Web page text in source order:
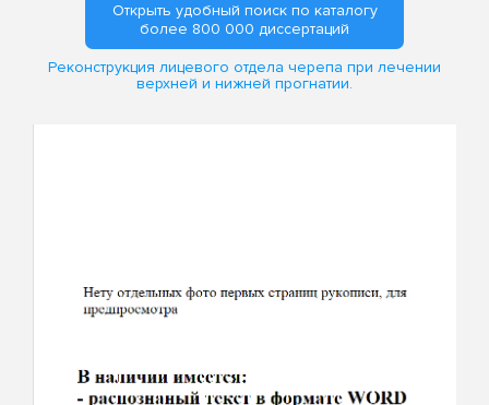
Открыть удобный поиск по каталогу
более 800 000 диссертаций
Реконструкция лицевого отдела черепа при лечении
верхней и нижней прогнатии.